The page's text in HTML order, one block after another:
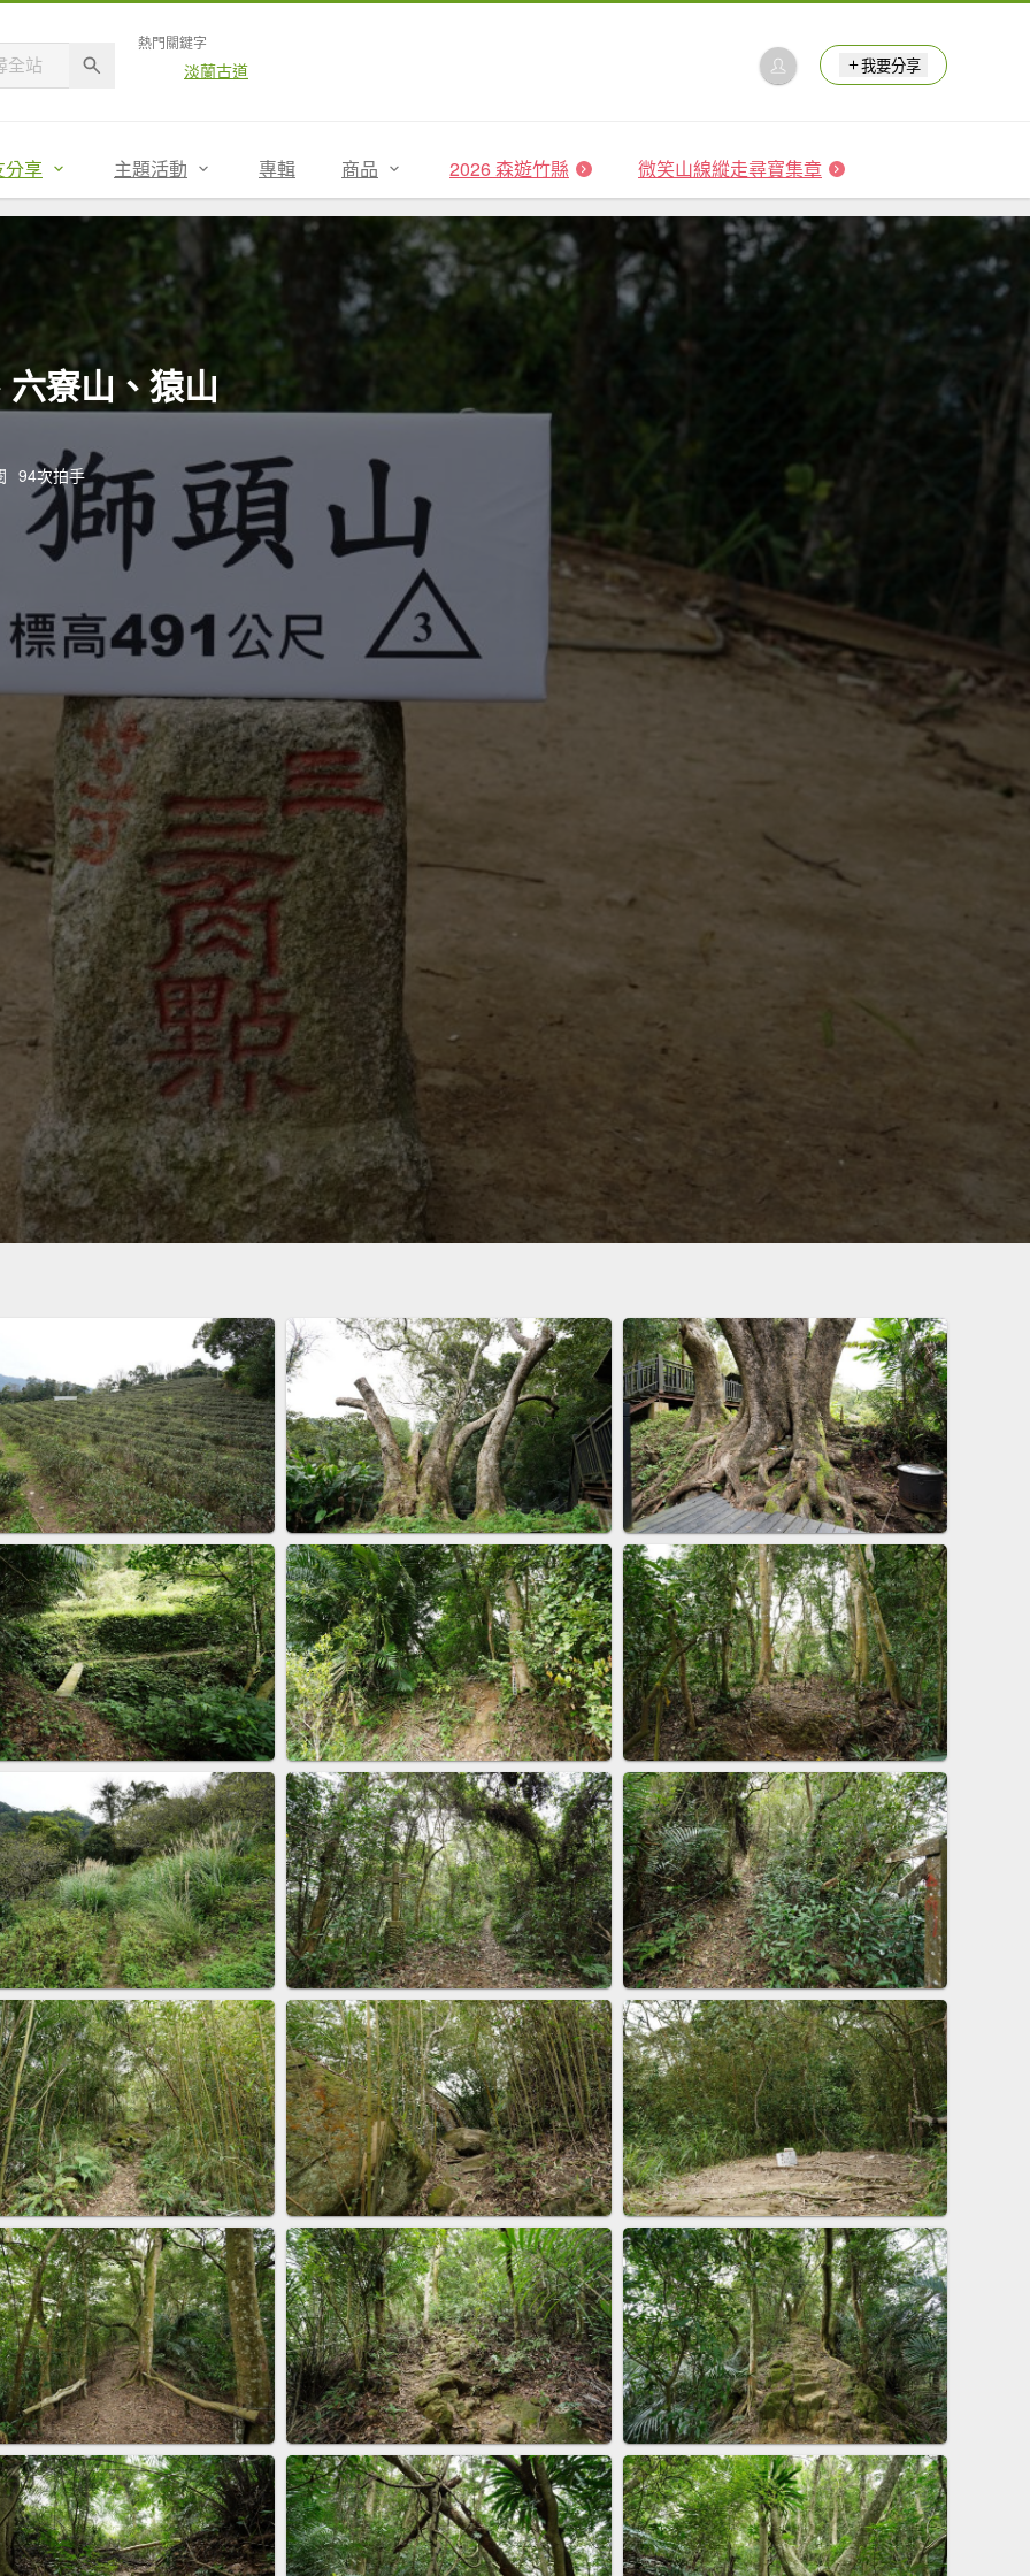
熱門關鍵字
淡蘭古道 我要分享
分享 主題活動 專輯 商品 2026 森遊竹縣 微笑山線縱走尋寶集章
寮山、猿山
94次拍手